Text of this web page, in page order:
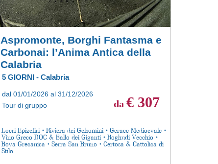
dal 01/01/2026 al 31/12/2026
Aspromonte, Borghi Fantasma e
Carbonai: l’Anima Antica della
Calabria
5 GIORNI - Calabria
Tour di gruppo
Locri Epizefiri • Riviera dei Gelsomini • Gerace Medioevale •
Vino Greco DOC & Ballo dei Giganti • Roghudi Vecchio •
Bova Grecanica • Serra San Bruno • Certosa & Cattolica di
Stilo
da € 307